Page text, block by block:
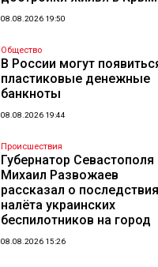
08.08.2026 19:50
Общество
В России могут
пластиковые денежные
банкноты
08.08.2026 19:44
Происшествия
Губернатор Севастополя
Михаил Развожаев
рассказал о
налёта украинских
беспилотников на город
08.08.2026 15:26